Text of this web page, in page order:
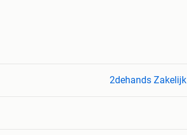
2dehands Zakelijk